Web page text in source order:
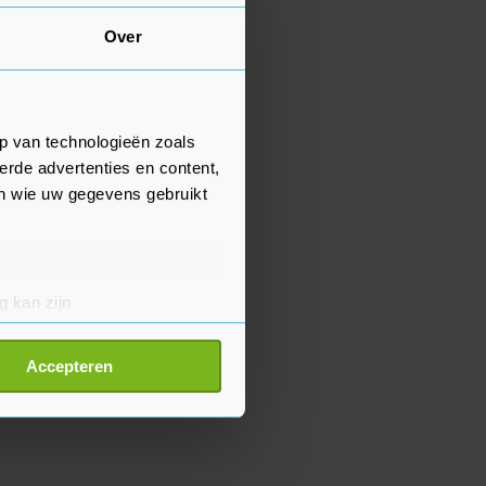
Over
van technologieën zoals
advertenties en content,
wie uw gegevens gebruikt
kan zijn
detailgedeelte
Accepteren